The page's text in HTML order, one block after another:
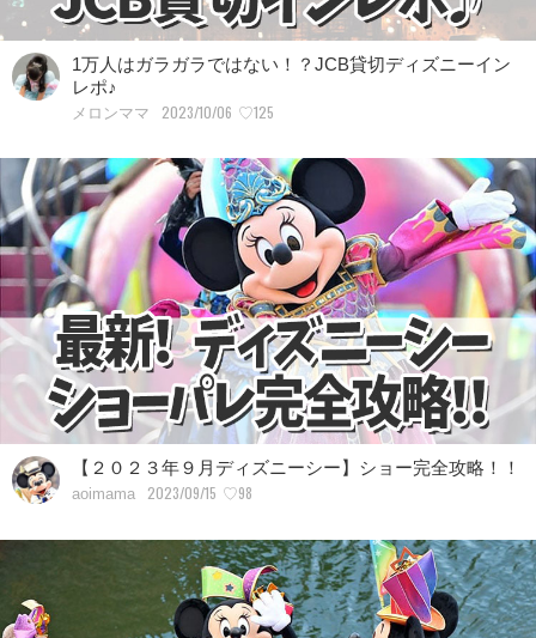
1万人はガラガラではない！？JCB貸切ディズニーイン
レポ♪
メロンママ 2023/10/06 ♡125
【２０２３年９月ディズニーシー】ショー完全攻略！！
aoimama 2023/09/15 ♡98